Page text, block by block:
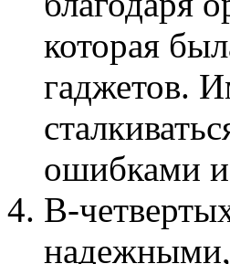
которая
гаджетов.
ошибками и
В-
надежными,